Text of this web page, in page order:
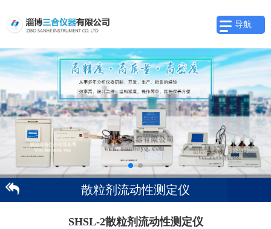
导航
散粒剂流动性测定仪
SHSL-2散粒剂流动性测定仪